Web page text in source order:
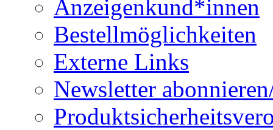
Anzeigenkund*innen
Bestellmöglichkeiten
Externe Links
Newsletter